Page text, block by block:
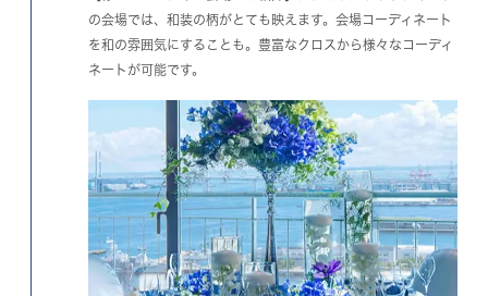
の会場では、和装の柄がとても映えます。会場コーディネート
を和の雰囲気にすることも。豊富なクロスから様々なコーディ
ネートが可能です。